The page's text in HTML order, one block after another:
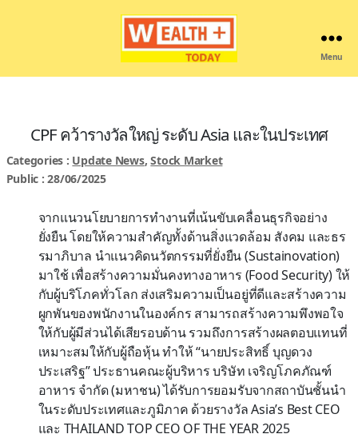
Menu
CPF คว้ารางวัลใหญ่ ระดับ Asia และในประเทศ
Categories : Update News,Stock Market
Public : 28/06/2025
จากแนวนโยบายการทำงานที่เน้นขับเคลื่อนธุรกิจอย่าง
ยั่งยืน โดยให้ความสำคัญทั้งด้านสิ่งแวดล้อม สังคม และธร
รมาภิบาล นำแนวคิดนวัตกรรมที่ยั่งยืน (Sustainovation)
มาใช้ เพื่อสร้างความมั่นคงทางอาหาร (Food Security) ให้
กับผู้บริโภคทั่วโลก ส่งเสริมความเป็นอยู่ที่ดีและสร้างความ
ผูกพันของพนักงานในองค์กร สามารถสร้างความพึงพอใจ
ให้กับผู้มีส่วนได้เสียรอบด้าน รวมถึงการสร้างผลตอบแทนที่
เหมาะสมให้กับผู้ถือหุ้น ทำให้ “นายประสิทธิ์ บุญดวง
ประเสริฐ” ประธานคณะผู้บริหาร บริษัท เจริญโภคภัณฑ์
อาหาร จำกัด (มหาชน) ได้รับการยอมรับจากสถาบันชั้นนำ
ในระดับประเทศและภูมิภาค ด้วยรางวัล Asia’s Best CEO
และ THAILAND TOP CEO OF THE YEAR 2025